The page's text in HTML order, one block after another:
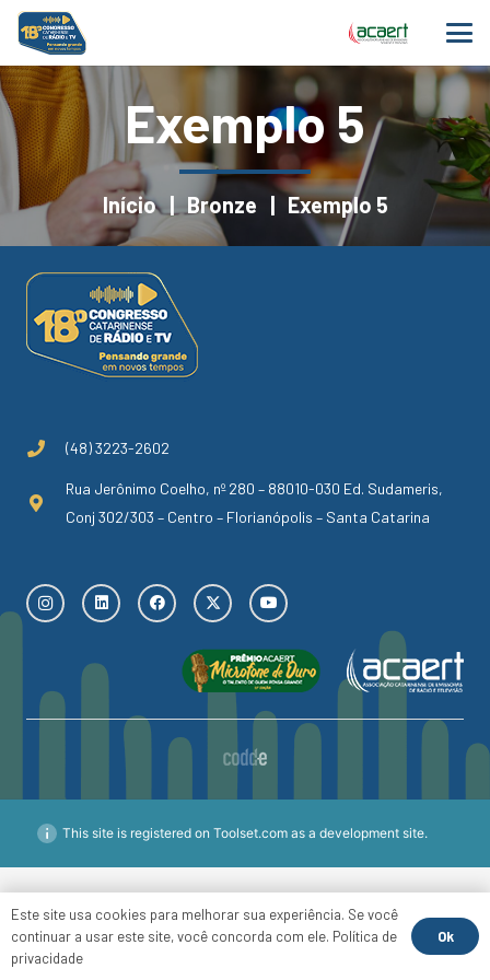
Exemplo 5
Início | Bronze | Exemplo 5
(48) 3223-2602
Rua Jerônimo Coelho, nº 280 – 88010-030 Ed. Sudameris,
Conj 302/303 – Centro – Florianópolis – Santa Catarina
Este site usa cookies para melhorar sua experiência. Se você
continuar a usar este site, você concorda com ele. Política de
privacidade
Ok
This site is registered on Toolset.com as a development site.